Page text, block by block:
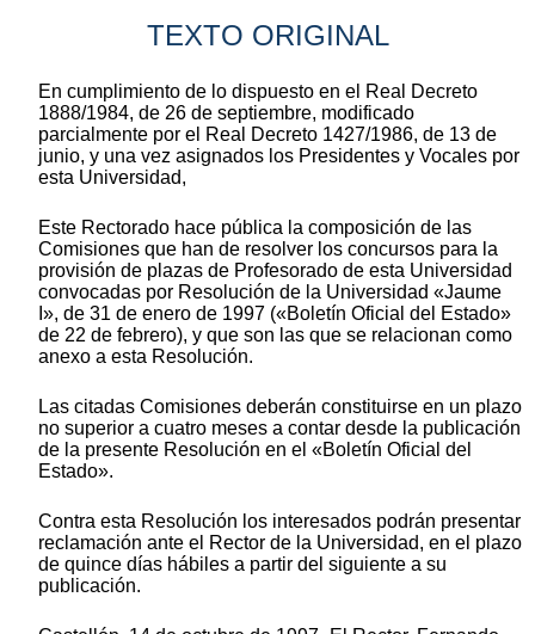
TEXTO ORIGINAL
En cumplimiento de lo dispuesto en el Real Decreto
1888/1984, de 26 de septiembre, modificado
parcialmente por el Real Decreto 1427/1986, de 13 de
junio, y una vez asignados los Presidentes y Vocales por
esta Universidad,
Este Rectorado hace pública la composición de las
Comisiones que han de resolver los concursos para la
provisión de plazas de Profesorado de esta Universidad
convocadas por Resolución de la Universidad «Jaume
I», de 31 de enero de 1997 («Boletín Oficial del Estado»
de 22 de febrero), y que son las que se relacionan como
anexo a esta Resolución.
Las citadas Comisiones deberán constituirse en un plazo
no superior a cuatro meses a contar desde la publicación
de la presente Resolución en el «Boletín Oficial del
Estado».
Contra esta Resolución los interesados podrán presentar
reclamación ante el Rector de la Universidad, en el plazo
de quince días hábiles a partir del siguiente a su
publicación.